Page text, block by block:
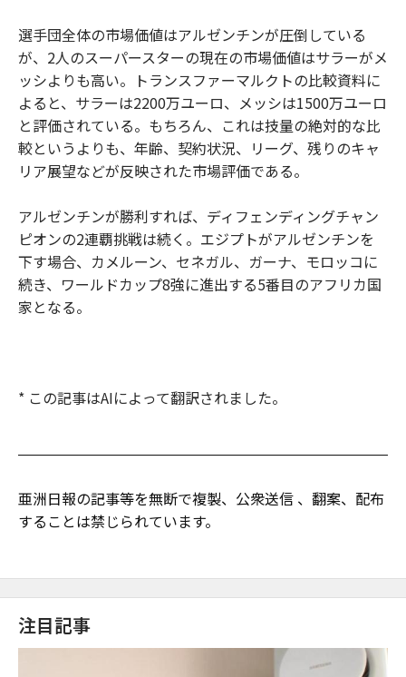
選手団全体の市場価値はアルゼンチンが圧倒している
が、2人のスーパースターの現在の市場価値はサラーがメ
ッシよりも高い。トランスファーマルクトの比較資料に
よると、サラーは2200万ユーロ、メッシは1500万ユーロ
と評価されている。もちろん、これは技量の絶対的な比
較というよりも、年齢、契約状況、リーグ、残りのキャ
リア展望などが反映された市場評価である。
アルゼンチンが勝利すれば、ディフェンディングチャン
ピオンの2連覇挑戦は続く。エジプトがアルゼンチンを
下す場合、カメルーン、セネガル、ガーナ、モロッコに
続き、ワールドカップ8強に進出する5番目のアフリカ国
家となる。
* この記事はAIによって翻訳されました。
亜洲日報の記事等を無断で複製、公衆送信 、翻案、配布
することは禁じられています。
注目記事